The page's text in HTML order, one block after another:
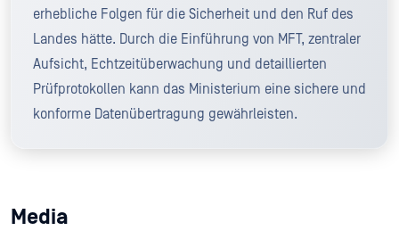
erhebliche Folgen für die Sicherheit und den Ruf des
Landes hätte. Durch die Einführung von MFT, zentraler
Aufsicht, Echtzeitüberwachung und detaillierten
Prüfprotokollen kann das Ministerium eine sichere und
konforme Datenübertragung gewährleisten.
Media